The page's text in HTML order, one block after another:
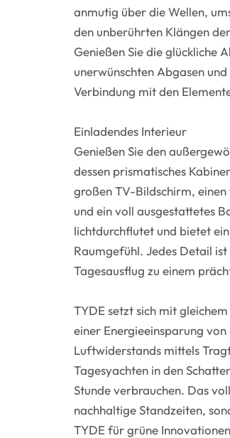
anmutig über die Wellen,
den unberührten Klängen
Genießen Sie die glückliche
unerwünschten Abgasen
Verbindung mit den
Einladendes Interieur
Genießen Sie den
dessen prismatisches
großen TV-Bildschirm,
und ein voll ausgestattetes
lichtdurchflutet und bietet
Raumgefühl. Jedes Detail
Tagesausflug zu einem
TYDE setzt sich mit
einer Energieeinsparung
Luftwiderstands mittels
Tagesyachten in den
Stunde verbrauchen. Das
nachhaltige Standzeiten,
TYDE für grüne